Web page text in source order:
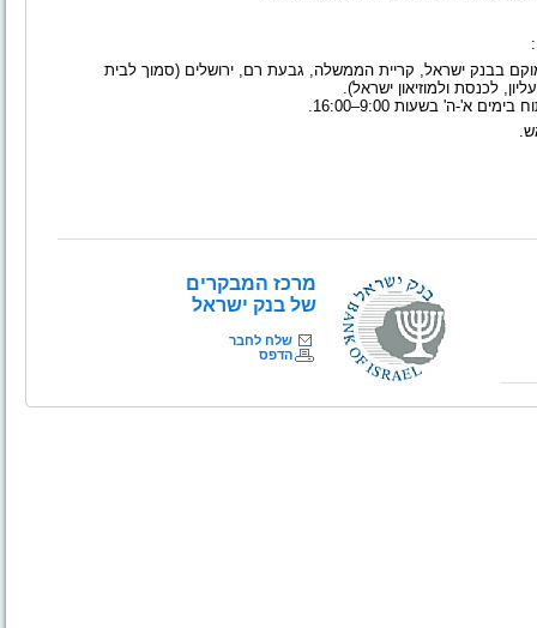
בבנק ישראל, קריית הממשלה, גבעת רם, ירושלים (סמוך לבית
לכנסת ולמוזיאון ישראל).
בימים א'-ה' בשעות 9:00–16:00.
מרכז המבקרים
של בנק ישראל
שלח לחבר
הדפס